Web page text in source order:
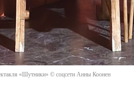
«Шутники» © соцсети Анны Коонен